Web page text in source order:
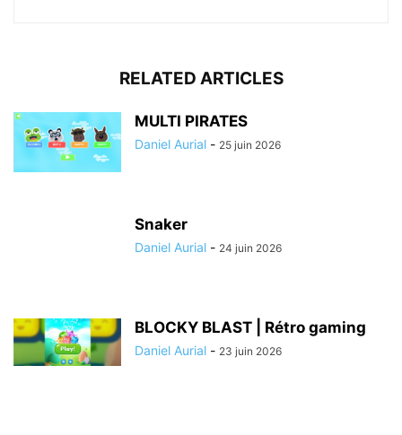
RELATED ARTICLES
MULTI PIRATES
Daniel Aurial - 25 juin 2026
Snaker
Daniel Aurial - 24 juin 2026
BLOCKY BLAST | Rétro gaming
Daniel Aurial - 23 juin 2026